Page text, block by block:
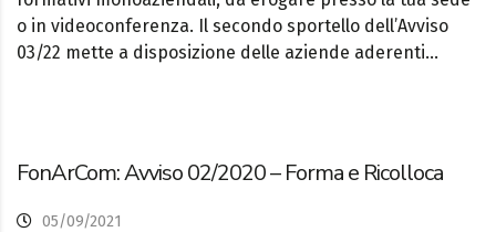
o in videoconferenza. Il secondo sportello dell’Avviso
03/22 mette a disposizione delle aziende aderenti…
FonArCom: Avviso 02/2020 – Forma e Ricolloca
05/09/2021